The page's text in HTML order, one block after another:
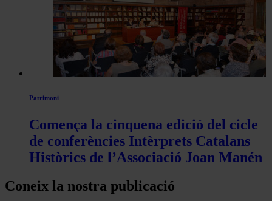
Patrimoni
Comença la cinquena edició del cicle
de conferències Intèrprets Catalans
Històrics de l’Associació Joan Manén
Coneix la nostra publicació